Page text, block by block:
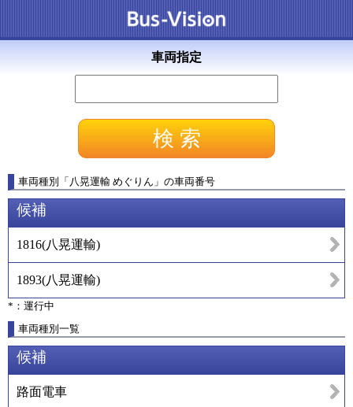
車両指定
車両種別 「 八晃運輸 めぐりん 」 の車両番号
候補
1816(八晃運輸)
1893(八晃運輸)
*：運行中
車両種別一覧
候補
路面電車